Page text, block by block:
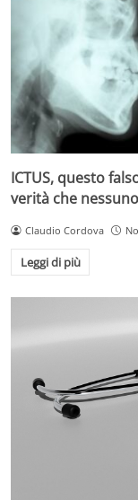
ICTUS, questo
verità che
Claudio Cordova
Leggi di più